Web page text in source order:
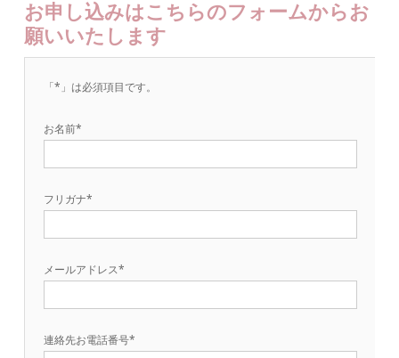
お申し込みはこちらのフォームからお
願いいたします
「*」は必須項目です。
お名前*
フリガナ*
メールアドレス*
連絡先お電話番号*